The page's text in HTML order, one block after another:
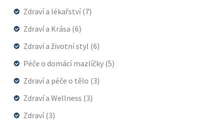
Zdraví a lékařství(7)
Zdraví a Krása (6)
Zdraví a životní styl (6)
Péče o domácí mazlíčky (5)
Zdraví a péče o tělo (3)
Zdraví a Wellness (3)
Zdraví(3)